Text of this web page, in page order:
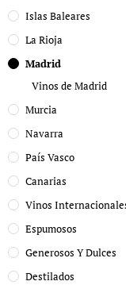
Islas Baleares
La Rioja
Madrid
Vinos de Madrid
Murcia
Navarra
País Vasco
Canarias
Vinos
Espumosos
Generosos Y Dulces
Destilados